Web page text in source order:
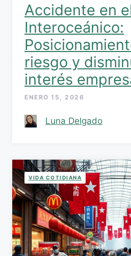
Accidente en
Interoceánico:
riesgo y
interés
ENERO 15, 2026
Luna Delgado
VIDA COTIDIANA